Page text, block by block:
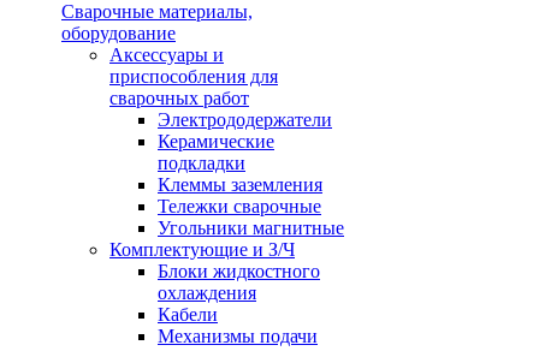
Сварочные материалы,
оборудование
Аксессуары и
приспособления для
сварочных работ
Электрододержатели
Керамические
подкладки
Клеммы заземления
Тележки сварочные
Угольники магнитные
Комплектующие и З/Ч
Блоки жидкостного
охлаждения
Кабели
Механизмы подачи